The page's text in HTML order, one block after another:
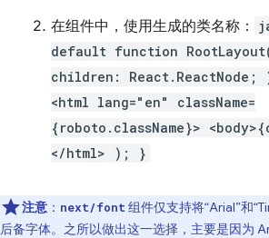
在组件中，使用生成的类名称：
default function
children:
<html lang="en" className=
{roboto.className}>
</html> ); }
注意 ： next/font 组件仅支持将“Arial”和
后备字体。之所以做出这一选择，主要是因为